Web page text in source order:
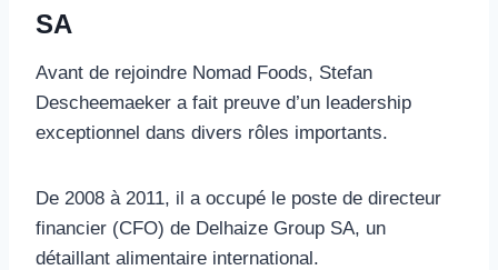
SA
Avant de rejoindre Nomad Foods, Stefan
Descheemaeker a fait preuve d’un leadership
exceptionnel dans divers rôles importants.
De 2008 à 2011, il a occupé le poste de directeur
financier (CFO) de Delhaize Group SA, un
détaillant alimentaire international.